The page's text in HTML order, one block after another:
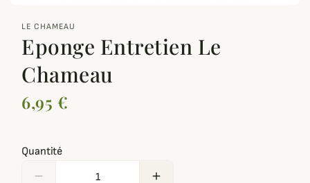
LE CHAMEAU
Eponge Entretien Le
Chameau
6,95 €
Quantité
remove add